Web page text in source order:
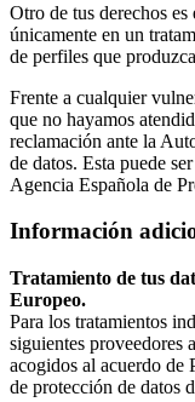
Otro de tus derechos
únicamente en un
de perfiles que
Frente a cualquier
que no hayamos
reclamación ante la
de datos. Esta puede
Agencia Española de
Información
Tratamiento de tus
Europeo.
Para los tratamientos
siguientes proveedores
acogidos al acuerdo de
de protección de datos